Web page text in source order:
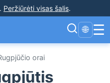
. Peržiūrėti visas šalis.
🌐 ☰
orai